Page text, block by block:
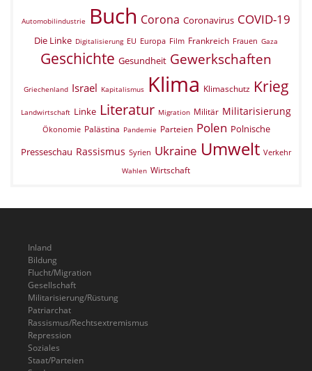
Automobilindustrie Buch Corona Coronavirus COVID-19
Die Linke Digitalisierung EU Europa Film Frankreich Frauen Gaza
Geschichte Gesundheit Gewerkschaften
Griechenland Israel Kapitalismus Klima Klimaschutz Krieg
Landwirtschaft Linke Literatur Migration Militär Militarisierung
Ökonomie Palästina Pandemie Parteien Polen Polnische
Presseschau Rassismus Syrien Ukraine Umwelt Verkehr
Wahlen Wirtschaft
Inland
Bildung
Flucht/Migration
Gesellschaft
Militarisierung/Rüstung
Patriarchat
Rassismus/Rechtsextremismus
Repression
Soziales
Staat/Parteien